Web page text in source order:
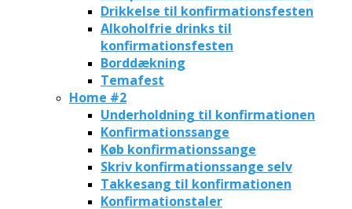
Drikkelse til konfirmationsfesten
Alkoholfrie drinks til
konfirmationsfesten
Borddækning
Temafest
Home #2
Underholdning til konfirmationen
Konfirmationssange
Køb konfirmationssange
Skriv konfirmationssange selv
Takkesang til konfirmationen
Konfirmationstaler